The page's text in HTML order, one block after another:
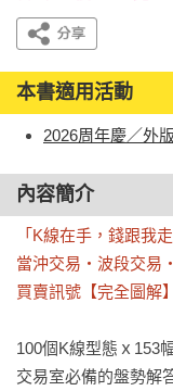
本書適用活動
2026周年慶／外
內容簡介
「K線在手，錢跟我走
當沖交易‧波段交易
買賣訊號【完全圖解】
100個K線型態ｘ153
交易室必備的盤勢解